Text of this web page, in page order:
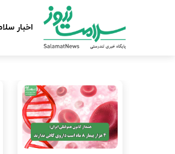
اخبار